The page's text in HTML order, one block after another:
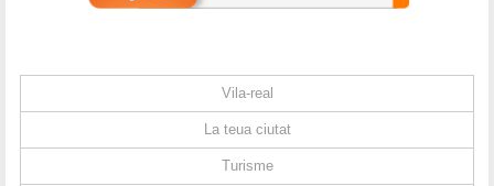
Vila-real
La teua ciutat
Turisme